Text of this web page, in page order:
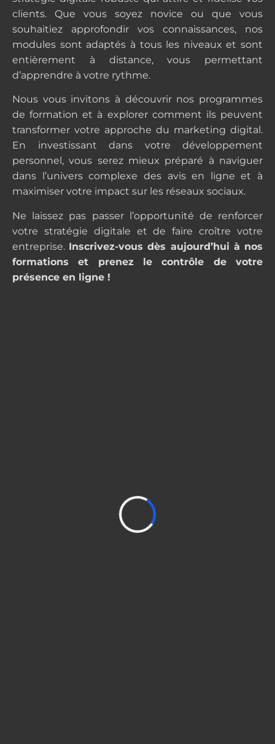
clients. Que vous soyez novice ou que vous
souhaitiez approfondir vos connaissances, nos
modules sont adaptés à tous les niveaux et sont
entièrement à distance, vous permettant
d’apprendre à votre rythme.
Nous vous invitons à découvrir nos programmes
de formation et à explorer comment ils peuvent
transformer votre approche du marketing digital.
En investissant dans votre développement
personnel, vous serez mieux préparé à naviguer
dans l’univers complexe des avis en ligne et à
maximiser votre impact sur les réseaux sociaux.
Ne laissez pas passer l’opportunité de renforcer
votre stratégie digitale et de faire croître votre
entreprise. Inscrivez-vous dès aujourd’hui à nos
formations et prenez le contrôle de votre
présence en ligne !